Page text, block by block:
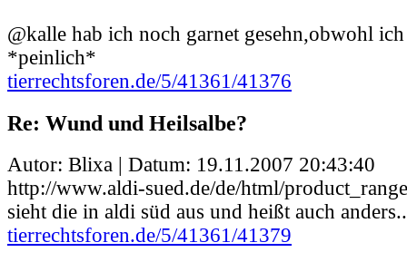
@kalle hab ich noch garnet gesehn,obwohl
*peinlich*
tierrechtsforen.de/5/41361/41376
Re: Wund und Heilsalbe?
Autor: Blixa | Datum: 19.11.2007 20:43:40
http://www.aldi-sued.de/de/html/
sieht die in aldi süd aus und heißt auch
tierrechtsforen.de/5/41361/41379